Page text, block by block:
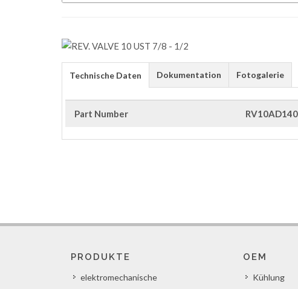
Technische Daten Dokumentation Fotogalerie
Part Number
PRODUKTE
elektromechanische
OEM
Kühlung